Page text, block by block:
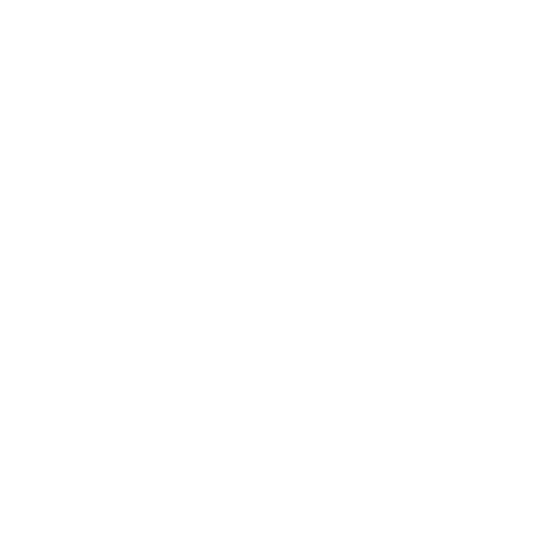
了承ください。
をご了承くださ
です。
ず変更すること
) : 1000ppm、
、